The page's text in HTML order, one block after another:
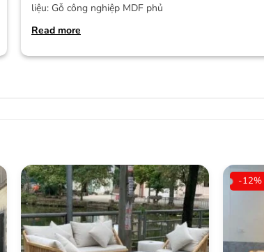
liệu: Gỗ công nghiệp MDF phủ
Read more
-12%